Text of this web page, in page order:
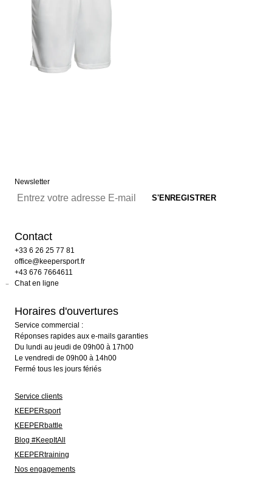
Newsletter
Contact
+33 6 26 25 77 81
office@keepersport.fr
+43 676 7664611
Chat en ligne
Horaires d'ouvertures
Service commercial :
Réponses rapides aux e-mails garanties
Du lundi au jeudi de 09h00 à 17h00
Le vendredi de 09h00 à 14h00
Fermé tous les jours fériés
Service clients
KEEPERsport
KEEPERbattle
Blog #KeepItAll
KEEPERtraining
Nos engagements